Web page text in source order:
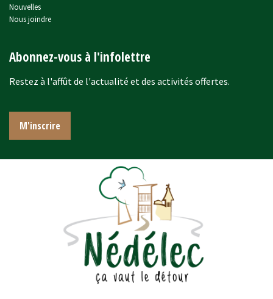
Nouvelles
Nous joindre
Abonnez-vous à l'infolettre
Restez à l'affût de l'actualité et des activités offertes.
M'inscrire